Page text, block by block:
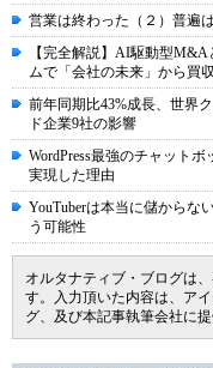
営業は終わった（２）普遍
【完全解説】AI駆動型
ムで「会社の未来」から買
前年同期比43%成長、世界
ド企業9社の影響
WordPress最強のチャット
実現した理由
YouTuberは本当に儲からな
う可能性
オルタナティブ・ブログは
す。入力頂いた内容は、ア
グ、及び本記事執筆会社に提